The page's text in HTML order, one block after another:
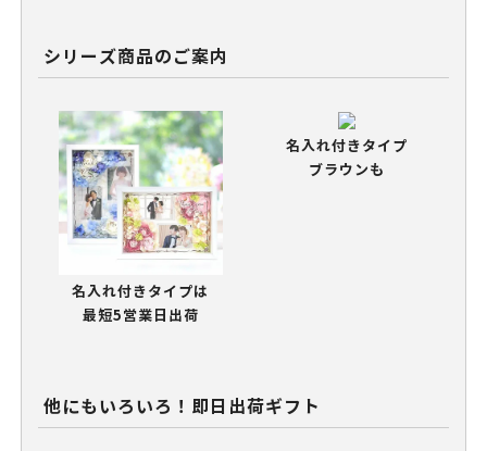
シリーズ商品のご案内
名入れ付きタイプは
最短5営業日出荷
名入れ付きタイプ
ブラウンも
他にもいろいろ！即日出荷ギフト